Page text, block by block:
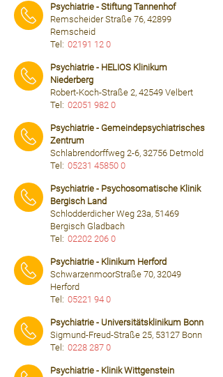
Psychiatrie - Stiftung Tannenhof
Remscheider Straße 76, 42899
Remscheid
Tel: 02191 12 0
Psychiatrie - HELIOS Klinikum
Niederberg
Robert-Koch-Straße 2, 42549 Velbert
Tel: 02051 982 0
Psychiatrie - Gemeindepsychiatrisches
Zentrum
Schlabrendorffweg 2-6, 32756 Detmold
Tel: 05231 45850 0
Psychiatrie - Psychosomatische Klinik
Bergisch Land
Schlodderdicher Weg 23a, 51469
Bergisch Gladbach
Tel: 02202 206 0
Psychiatrie - Klinikum Herford
SchwarzenmoorStraße 70, 32049
Herford
Tel: 05221 94 0
Psychiatrie - Universitätsklinikum Bonn
Sigmund-Freud-Straße 25, 53127 Bonn
Tel: 0228 287 0
Psychiatrie - Klinik Wittgenstein